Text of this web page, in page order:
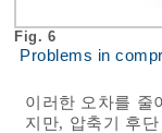
Fig. 6
Problems in
이러한 오차를 줄
지만, 압축기 후